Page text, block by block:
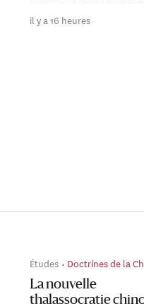
il y a 16 heures
Études Doctrines de la Chine de Xi
La nouvelle
thalassocratie